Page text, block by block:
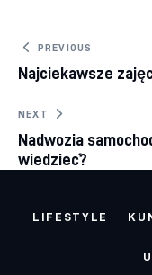
Nawigacja
PREVIOUS
Najciekawsze
NEXT
Nadwozia
wiedzieć?
LIFESTYLE